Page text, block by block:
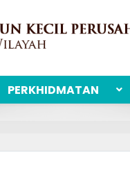
PERKHIDMATAN